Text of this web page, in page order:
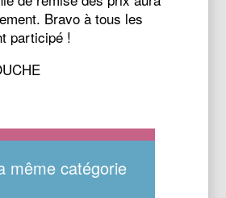
Bravo à tous les
participé !
même catégorie